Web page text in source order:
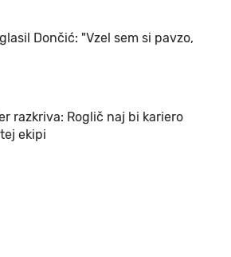
Dončić: "Vzel sem si pavzo,
razkriva: Roglič naj bi kariero
ekipi